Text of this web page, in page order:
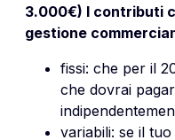
3.000€) I contributi
gestione
fissi: che per il
che dovrai
variabili: se il